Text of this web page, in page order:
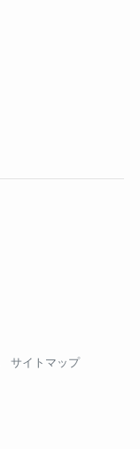
サイトマップ